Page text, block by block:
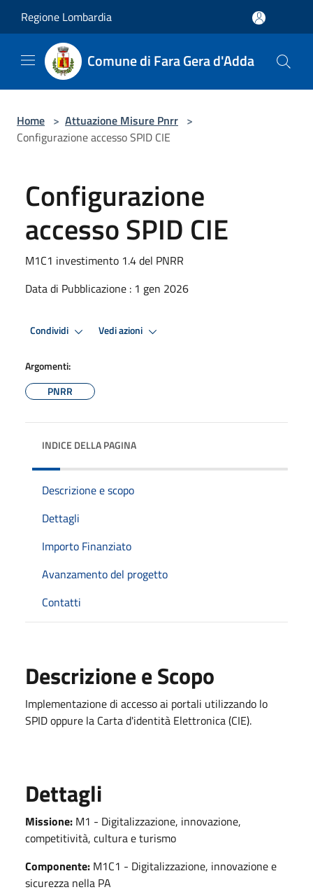
Regione Lombardia
Comune di Fara Gera d'Adda
Home > Attuazione Misure Pnrr >
Configurazione accesso SPID CIE
Configurazione
accesso SPID CIE
M1C1 investimento 1.4 del PNRR
Data di Pubblicazione : 1 gen 2026
Condividi Vedi azioni
Argomenti:
PNRR
INDICE DELLA PAGINA
Descrizione e scopo
Dettagli
Importo Finanziato
Avanzamento del progetto
Contatti
Descrizione e Scopo
Implementazione di accesso ai portali utilizzando lo
SPID oppure la Carta d'identità Elettronica (CIE).
Dettagli
Missione: M1 - Digitalizzazione, innovazione,
competitività, cultura e turismo
Componente: M1C1 - Digitalizzazione, innovazione e
sicurezza nella PA